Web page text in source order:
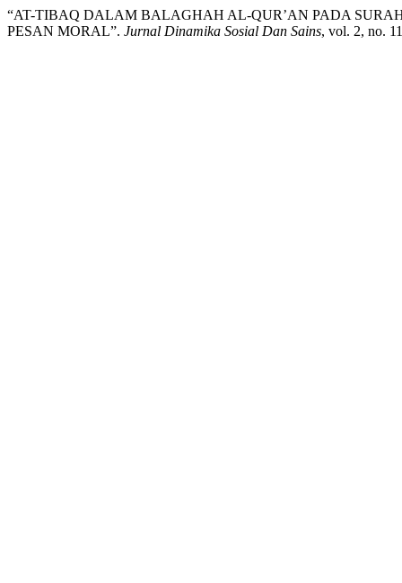
“AT-TIBAQ DALAM BALAGHAH AL-QUR’AN PADA
PESAN MORAL”. Jurnal Dinamika Sosial Dan Sains, vol. 2, no.